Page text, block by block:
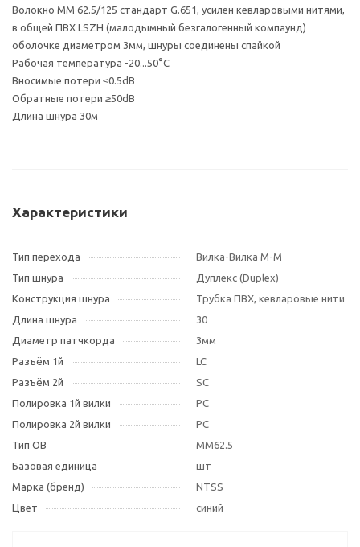
Волокно MM 62.5/125 стандарт G.651, усилен кевларовыми нитями,
в общей ПВХ LSZH (малодымный безгалогенный компаунд)
оболочке диаметром 3мм, шнуры соединены спайкой
Рабочая температура -20...50°С
Вносимые потери ≤0.5dB
Обратные потери ≥50dB
Длина шнура 30м
Характеристики
Тип перехода
Вилка-Вилка M-M
Тип шнура
Дуплекс (Duplex)
Конструкция шнура
Трубка ПВХ, кевларовые нити
Длина шнура
30
Диаметр патчкорда
3мм
Разъём 1й
LC
Разъём 2й
SC
Полировка 1й вилки
PC
Полировка 2й вилки
PC
Тип OB
MM62.5
Базовая единица
шт
Марка (бренд)
NTSS
Цвет
синий